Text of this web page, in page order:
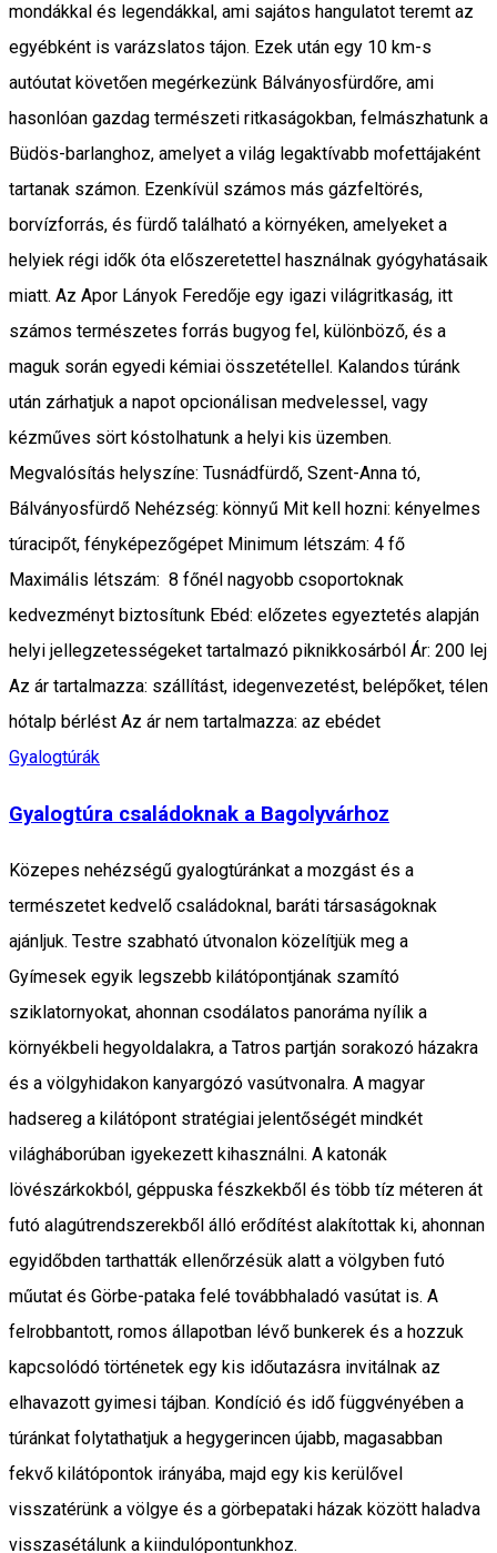
mondákkal és legendákkal, ami sajátos hangulatot teremt az
egyébként is varázslatos tájon. Ezek után egy 10 km-s
autóutat követően megérkezünk Bálványosfürdőre, ami
hasonlóan gazdag természeti ritkaságokban, felmászhatunk a
Büdös-barlanghoz, amelyet a világ legaktívabb mofettájaként
tartanak számon. Ezenkívül számos más gázfeltörés,
borvízforrás, és fürdő található a környéken, amelyeket a
helyiek régi idők óta előszeretettel használnak gyógyhatásaik
miatt. Az Apor Lányok Feredője egy igazi világritkaság, itt
számos természetes forrás bugyog fel, különböző, és a
maguk során egyedi kémiai összetétellel. Kalandos túránk
után zárhatjuk a napot opcionálisan medvelessel, vagy
kézműves sört kóstolhatunk a helyi kis üzemben.
Megvalósítás helyszíne: Tusnádfürdő, Szent-Anna tó,
Bálványosfürdő Nehézség: könnyű Mit kell hozni: kényelmes
túracipőt, fényképezőgépet Minimum létszám: 4 fő
Maximális létszám: 8 főnél nagyobb csoportoknak
kedvezményt biztosítunk Ebéd: előzetes egyeztetés alapján
helyi jellegzetességeket tartalmazó piknikkosárból Ár: 200 lej
Az ár tartalmazza: szállítást, idegenvezetést, belépőket, télen
hótalp bérlést Az ár nem tartalmazza: az ebédet
Gyalogtúrák
Gyalogtúra családoknak a Bagolyvárhoz
Közepes nehézségű gyalogtúránkat a mozgást és a
természetet kedvelő családoknal, baráti társaságoknak
ajánljuk. Testre szabható útvonalon közelítjük meg a
Gyímesek egyik legszebb kilátópontjának szamító
sziklatornyokat, ahonnan csodálatos panoráma nyílik a
környékbeli hegyoldalakra, a Tatros partján sorakozó házakra
és a völgyhidakon kanyargózó vasútvonalra. A magyar
hadsereg a kilátópont stratégiai jelentőségét mindkét
világháborúban igyekezett kihasználni. A katonák
lövészárkokból, géppuska fészkekből és több tíz méteren át
futó alagútrendszerekből álló erődítést alakítottak ki, ahonnan
egyidőbden tarthatták ellenőrzésük alatt a völgyben futó
műutat és Görbe-pataka felé továbbhaladó vasútat is. A
felrobbantott, romos állapotban lévő bunkerek és a hozzuk
kapcsolódó történetek egy kis időutazásra invitálnak az
elhavazott gyimesi tájban. Kondíció és idő függvényében a
túránkat folytathatjuk a hegygerincen újabb, magasabban
fekvő kilátópontok irányába, majd egy kis kerülővel
visszatérünk a völgye és a görbepataki házak között haladva
visszasétálunk a kiindulópontunkhoz.